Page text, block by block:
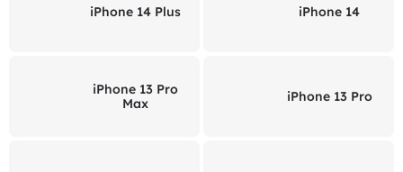
iPhone 14 Plus iPhone 14
iPhone 13 Pro
Max
iPhone 13 Pro